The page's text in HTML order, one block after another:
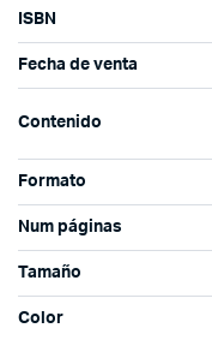
ISBN
Fecha de venta
Contenido
Formato
Num páginas
Tamaño
Color